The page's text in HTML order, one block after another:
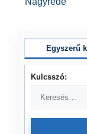
Egyszerű
Kulcsszó: